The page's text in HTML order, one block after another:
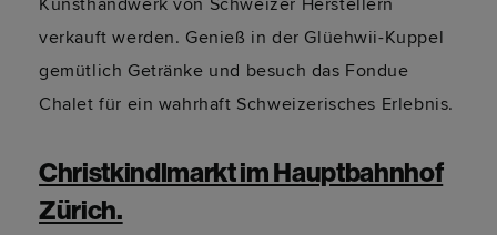
verkauft werden. Genieß in der Glüehwii-Kuppel
gemütlich Getränke und besuch das Fondue
Chalet für ein wahrhaft Schweizerisches Erlebnis.
Christkindlmarkt im Hauptbahnhof
Zürich.